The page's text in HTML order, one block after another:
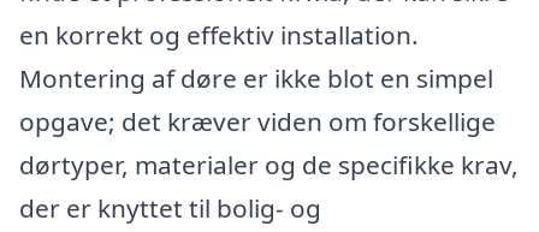
en korrekt og effektiv installation.
Montering af døre er ikke blot en simpel
opgave; det kræver viden om forskellige
dørtyper, materialer og de specifikke krav,
der er knyttet til bolig- og